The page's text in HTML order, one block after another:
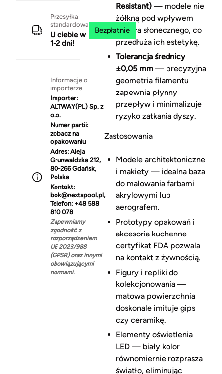
Przesyłka
standardowa
U ciebie w
1-2 dni!
Bezpłatnie
Informacje o
importerze
Importer:
ALTWAY(PL) Sp. z
o.o.
Numer partii:
zobacz na
opakowaniu
Adres: Aleja
Grunwaldzka 212,
80-266 Gdańsk,
Polska
Kontakt:
bok@nextspool.pl,
Telefon: +48 588
810 078
Zapewniamy
zgodność z
rozporządzeniem
UE 2023/988
(GPSR) oraz innymi
obowiązującymi
normami.
Resistant)— modele nie
żółkną pod wpływem
światła słonecznego, co
przedłuża ich estetykę.
Tolerancja średnicy
±0,05 mm— precyzyjna
geometria filamentu
zapewnia płynny
przepływ i minimalizuje
ryzyko zatkania dyszy.
Zastosowania
Modele architektoniczne
i makiety — idealna baza
do malowania farbami
akrylowymi lub
aerografem.
Prototypy opakowań i
akcesoria kuchenne —
certyfikat FDA pozwala
na kontakt z żywnością.
Figury i repliki do
kolekcjonowania —
matowa powierzchnia
doskonale imituje gips
czy ceramikę.
Elementy oświetlenia
LED — biały kolor
równomiernie rozprasza
światło, eliminując